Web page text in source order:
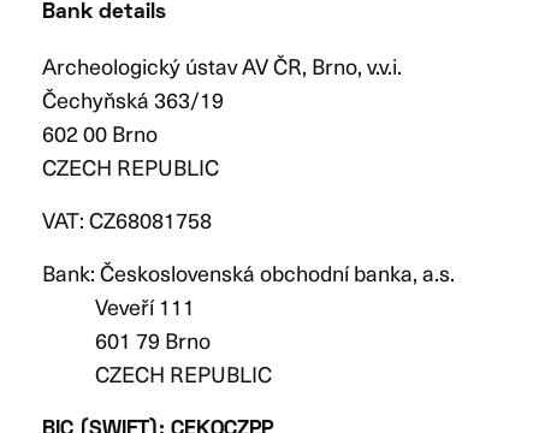
Bank details
Archeologický ústav AV ČR, Brno, v.v.i.
Čechyňská 363/19
602 00 Brno
CZECH REPUBLIC
VAT: CZ68081758
Bank: Československá obchodní banka, a.s.
Veveří 111
601 79 Brno
CZECH REPUBLIC